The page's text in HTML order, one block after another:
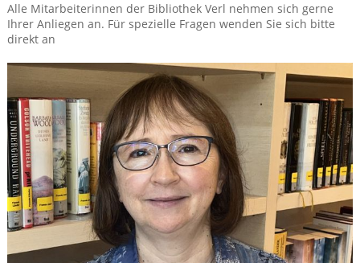
Alle Mitarbeiterinnen der Bibliothek Verl nehmen sich gerne
Ihrer Anliegen an. Für spezielle Fragen wenden Sie sich bitte
direkt an